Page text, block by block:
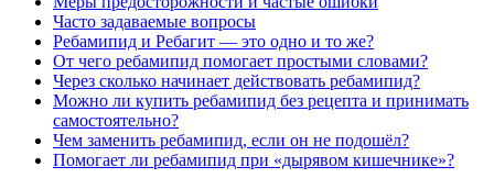
Часто задаваемые вопросы
Ребамипид и Ребагит — это одно и то же?
От чего ребамипид помогает простыми словами?
Через сколько начинает действовать ребамипид?
Можно ли купить ребамипид без рецепта и принимать
самостоятельно?
Чем заменить ребамипид, если он не подошёл?
Помогает ли ребамипид при «дырявом кишечнике»?